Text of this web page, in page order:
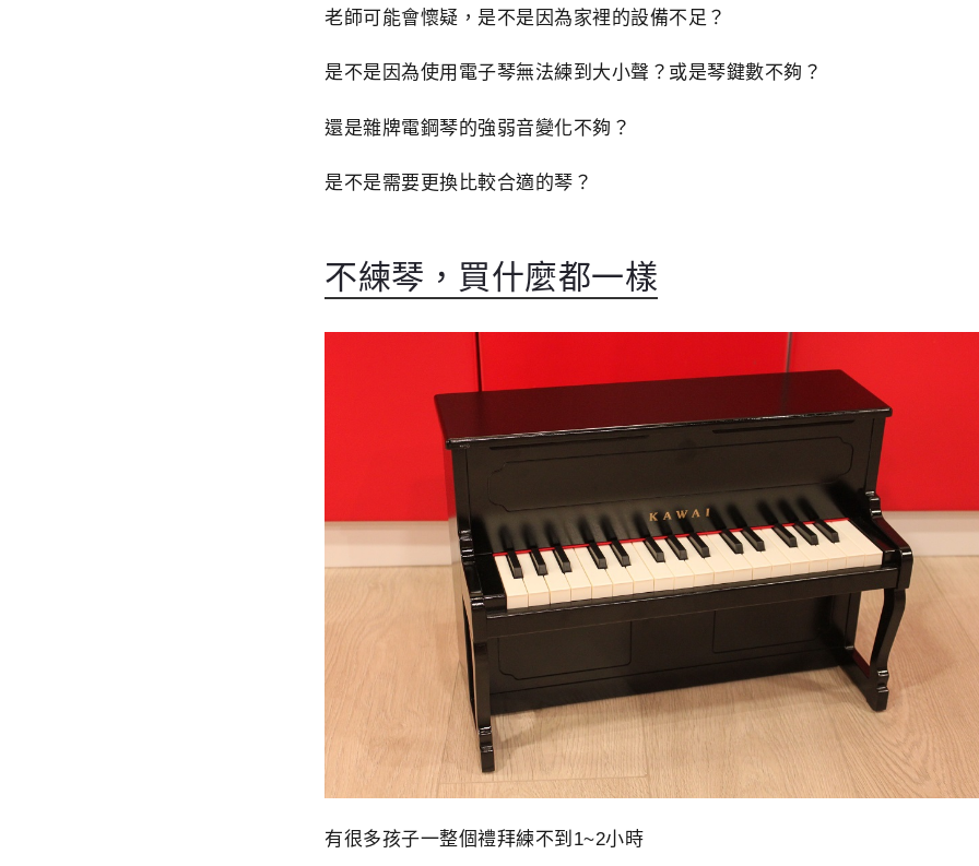
老師可能會懷疑，是不是因為家裡的設備不足？
是不是因為使用電子琴無法練到大小聲？或是琴鍵數不夠？
還是雜牌電鋼琴的強弱音變化不夠？
是不是需要更換比較合適的琴？
不練琴，買什麼都一樣
有很多孩子一整個禮拜練不到1~2小時